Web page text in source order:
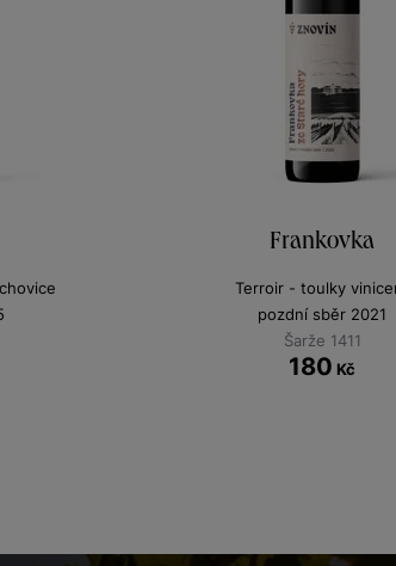
Frankovka
Terroir - toulky
pozdní sběr 2021
Šarže 1411
180 Kč